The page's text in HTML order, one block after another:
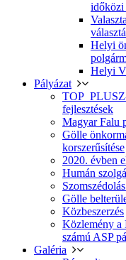
időközi
Helyi
Helyi
Pályázat
fejlesztések
Magyar Falu
Gölle
korszerűsítése
2020. évben
Humán
Gölle
Közbeszerzés
Közlemény
számú ASP
Galéria